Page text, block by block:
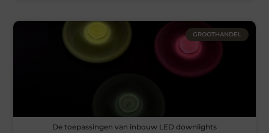
GROOTHANDEL
De toepassingen van inbouw LED downlights